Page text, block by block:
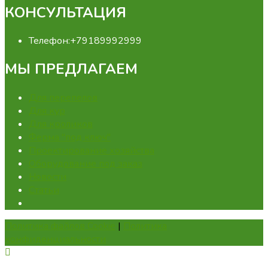
КОНСУЛЬТАЦИЯ
Телефон:+79189992999
МЫ ПРЕДЛАГАЕМ
Для перепелов
Для кур
Для кроликов
Ферма "под ключ"
Проектирование хозяйства
Оборудование под заказ
Новости
Статьи
Политика файлов Cookie | Политика
конфиденциальности